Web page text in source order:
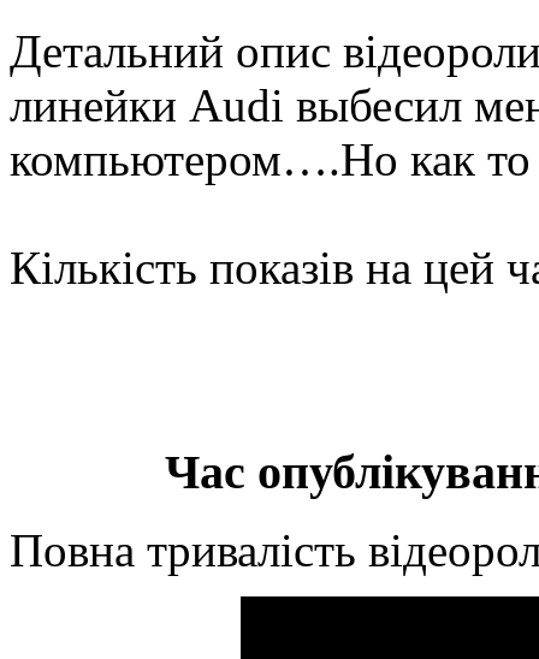
Детальний опис
линейки Audi выбесил
компьютером….Но как то
Кількість показів на цей
Час
Повна тривалість